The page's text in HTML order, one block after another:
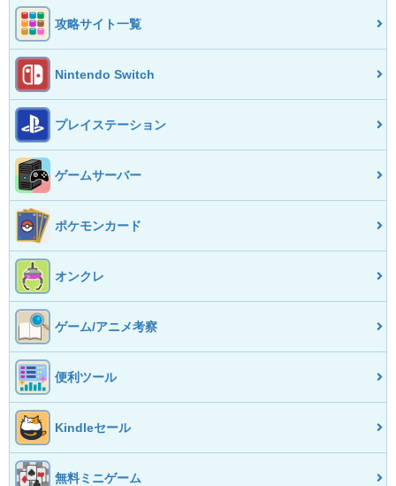
攻略サイト一覧
Nintendo Switch
プレイステーション
ゲームサーバー
ポケモンカード
オンクレ
ゲーム/アニメ考察
便利ツール
Kindleセール
無料ミニゲーム